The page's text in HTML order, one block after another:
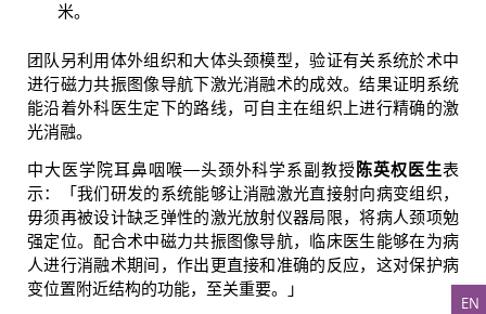
EN
米。
团队另利用体外组织和大体头颈模型，验证有关系统於术中
进行磁力共振图像导航下激光消融术的成效。结果证明系统
能沿着外科医生定下的路线，可自主在组织上进行精确的激
光消融。
中大医学院耳鼻咽喉―头颈外科学系副教授陈英权医生表
示：「我们研发的系统能够让消融激光直接射向病变组织，
毋须再被设计缺乏弹性的激光放射仪器局限，将病人颈项勉
强定位。配合术中磁力共振图像导航，临床医生能够在为病
人进行消融术期间，作出更直接和准确的反应，这对保护病
变位置附近结构的功能，至关重要。」